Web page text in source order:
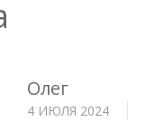
Олег
4 ИЮЛЯ 2024